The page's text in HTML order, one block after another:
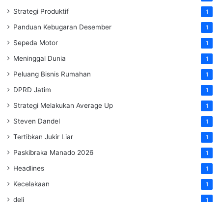
Strategi Produktif 1
Panduan Kebugaran Desember 1
Sepeda Motor 1
Meninggal Dunia 1
Peluang Bisnis Rumahan 1
DPRD Jatim 1
Strategi Melakukan Average Up 1
Steven Dandel 1
Tertibkan Jukir Liar 1
Paskibraka Manado 2026 1
Headlines 1
Kecelakaan 1
deli 1